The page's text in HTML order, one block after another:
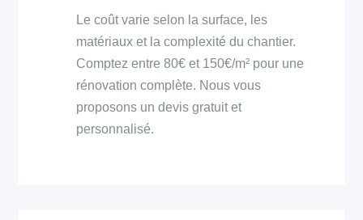
Le coût varie selon la surface, les
matériaux et la complexité du chantier.
Comptez entre 80€ et 150€/m² pour une
rénovation complète. Nous vous
proposons un devis gratuit et
personnalisé.